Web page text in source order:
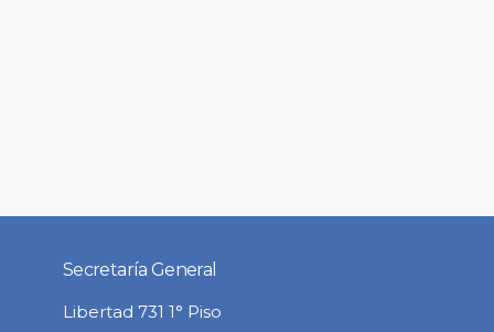
Secretaría General
Libertad 731 1° Piso